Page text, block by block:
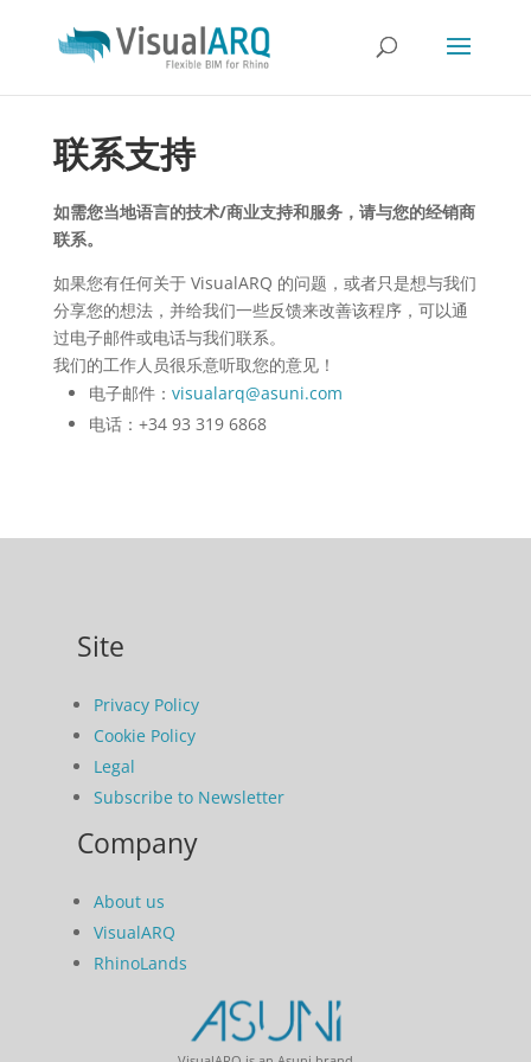
联系支持
如需您当地语言的技术/商业支持和服务，请与您的经销商
联系。
如果您有任何关于 VisualARQ 的问题，或者只是想与我们
分享您的想法，并给我们一些反馈来改善该程序，可以通
过电子邮件或电话与我们联系。
我们的工作人员很乐意听取您的意见！
电子邮件： visualarq@asuni.com
电话：+34 93 319 6868
Site
Privacy Policy
Cookie Policy
Legal
Subscribe to Newsletter
Company
About us
VisualARQ
RhinoLands